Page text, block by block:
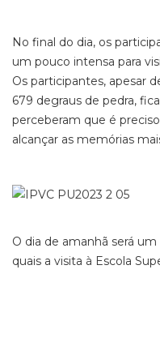
No final do dia, os
um pouco intensa para
Os participantes, apesar
679 degraus de pedra,
perceberam que é
alcançar as memórias
O dia de amanhã será
quais a visita à Escola